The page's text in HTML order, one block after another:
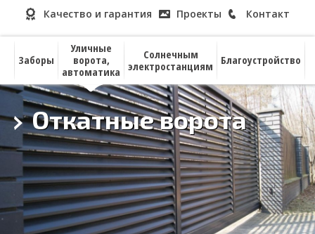
Качество и гарантия
Проекты Контакт
Заборы
Уличные
ворота,
автоматика
Солнечным
электростанциям
Благоустройство
Откатные ворота